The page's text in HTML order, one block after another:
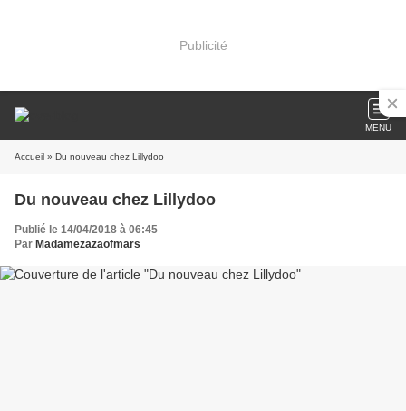
Publicité
MENU
Accueil » Du nouveau chez Lillydoo
Du nouveau chez Lillydoo
Publié le 14/04/2018 à 06:45
Par Madamezazaofmars